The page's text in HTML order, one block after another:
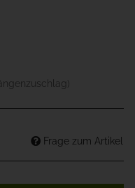
Frage zum Artikel